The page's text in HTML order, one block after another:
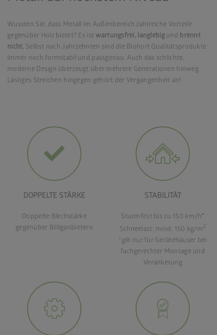
Wussten Sie, dass Metall im Außenbereich zahlreiche Vorteile
gegenüber Holz bietet? Es ist wartungsfrei, langlebigund brennt
nicht. Selbst nach Jahrzehnten sind die Biohort Qualitätsprodukte
immer noch formstabil und passgenau. Auch das schlichte,
moderne Design überzeugt über mehrere Generationen hinweg.
Lästiges Streichen hingegen gehört der Vergangenheit an!
DOPPELTE STÄRKE
Doppelte Blechstärke
gegenüber Billiganbietern
STABILITÄT
Sturmfest bis zu 150 km/h*
Schneelast: mind. 150 kg/m2
*gilt nur für Gerätehäuser bei
fachgerechter Montage und
Verankerung